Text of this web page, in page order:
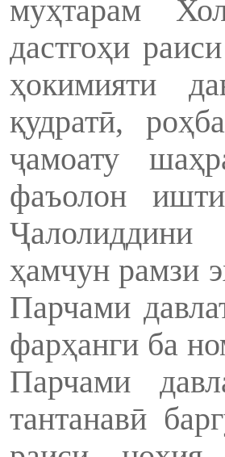
муҳтарам
дастгоҳи
ҳокимияти
қудратӣ,
ҷамоату
фаъолон
ҳамчун рамзи
Парчами
фарҳанги ба
Парчами
тантанавӣ